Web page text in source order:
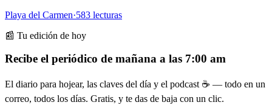
Playa del Carmen·583 lecturas
📰 Tu edición de hoy
Recibe el periódico de mañana a las 7:00 am
El diario para hojear, las claves del día y el podcast ☕ — todo en un
correo, todos los días. Gratis, y te das de baja con un clic.